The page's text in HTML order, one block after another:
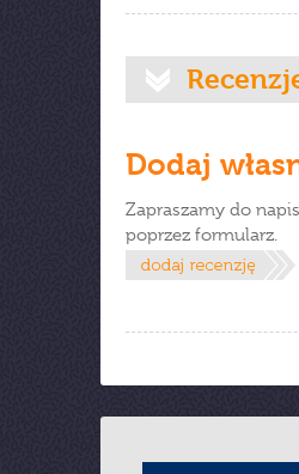
Dodaj
Zapraszamy do
poprzez formularz.